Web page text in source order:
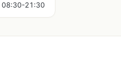
08:30-21:30